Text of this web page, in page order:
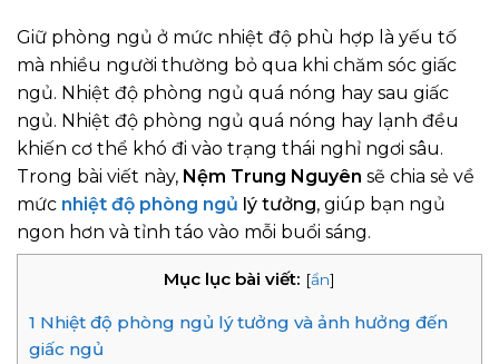
Giữ phòng ngủ ở mức nhiệt độ phù hợp là yếu tố
mà nhiều người thường bỏ qua khi chăm sóc giấc
ngủ. Nhiệt độ phòng ngủ quá nóng hay sau giấc
ngủ. Nhiệt độ phòng ngủ quá nóng hay lạnh đều
khiến cơ thể khó đi vào trạng thái nghỉ ngơi sâu.
Trong bài viết này, Nệm Trung Nguyên sẽ chia sẻ về
mức nhiệt độ phòng ngủ lý tưởng, giúp bạn ngủ
ngon hơn và tỉnh táo vào mỗi buổi sáng.
Mục lục bài viết: [ẩn]
1 Nhiệt độ phòng ngủ lý tưởng và ảnh hưởng đến
giấc ngủ